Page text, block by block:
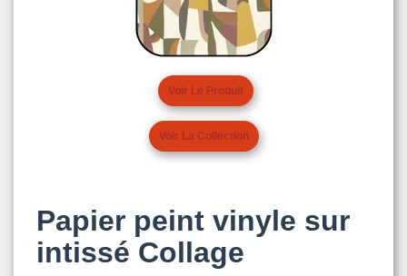
Voir Le Produit
Voir La Collection
Papier peint vinyle sur
intissé Collage